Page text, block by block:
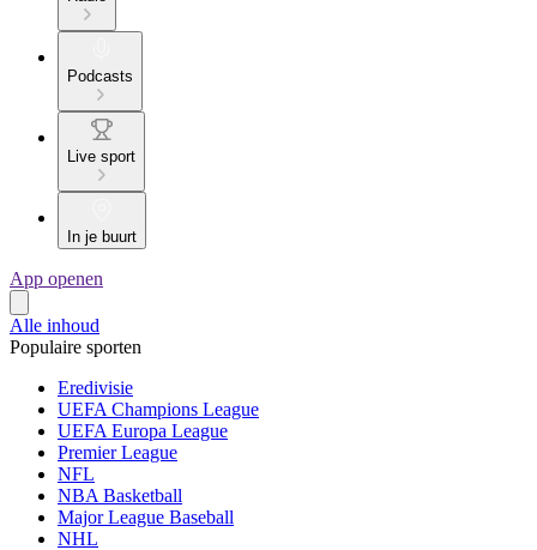
Podcasts
Live sport
In je buurt
App openen
Alle inhoud
Populaire sporten
Eredivisie
UEFA Champions League
UEFA Europa League
Premier League
NFL
NBA Basketball
Major League Baseball
NHL